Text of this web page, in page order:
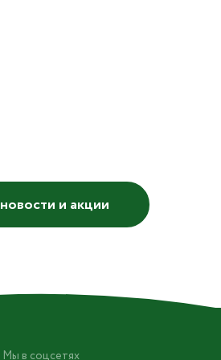
и акции
Мы в соцсетях